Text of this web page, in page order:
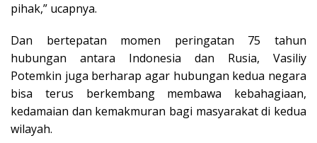
pihak,” ucapnya.
Dan bertepatan momen peringatan 75 tahun
hubungan antara Indonesia dan Rusia, Vasiliy
Potemkin juga berharap agar hubungan kedua negara
bisa terus berkembang membawa kebahagiaan,
kedamaian dan kemakmuran bagi masyarakat di kedua
wilayah.